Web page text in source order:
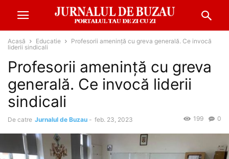
Acasă Educatie
Profesorii amenință cu greva generală. Ce invocă
liderii sindicali
Profesorii amenință cu greva
generală. Ce invocă liderii
sindicali
De catre Jurnalul de Buzau - feb. 23, 2023 0
199